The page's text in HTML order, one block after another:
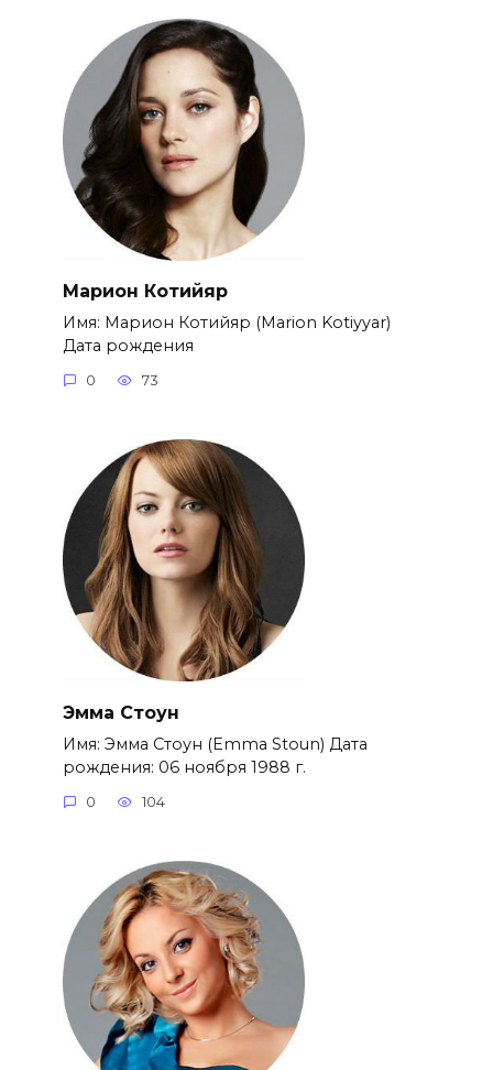
Марион Котийяр
Имя: Марион Котийяр (Marion Kotiyyar)
Дата рождения
0 73
Эмма Стоун
Имя: Эмма Стоун (Emma Stoun) Дата
рождения: 06 ноября 1988 г.
0 104